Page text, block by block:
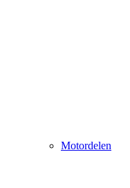
Motordelen